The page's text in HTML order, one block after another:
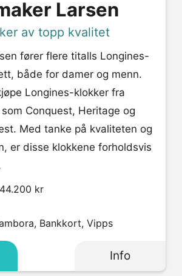
Larsen
av topp kvalitet
fører flere titalls Longines-
både for damer og menn.
Longines-klokker fra
Conquest, Heritage og
Med tanke på kvaliteten og
er disse klokkene forholdsvis
8.800 - 44.200 kr
Bankkort, Vipps
Info